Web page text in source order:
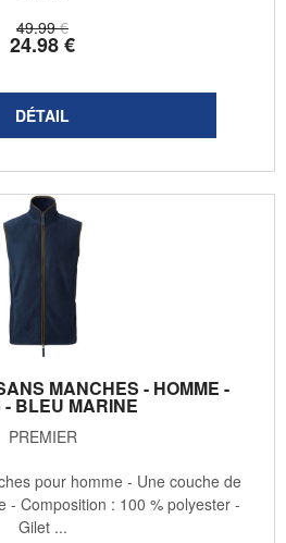
49.99 €
24.98€
MANCHES - HOMME -
- BLEU MARINE
PREMIER
pour homme - Une couche de
- Composition : 100 % polyester -
Gilet ...